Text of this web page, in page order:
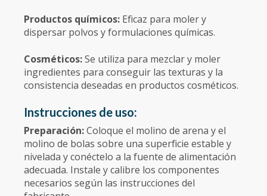
Productos químicos: Eficaz para moler y
dispersar polvos y formulaciones químicas.
Cosméticos:Se utiliza para mezclar y moler
ingredientes para conseguir las texturas y la
consistencia deseadas en productos cosméticos.
Instrucciones de uso:
Preparación:Coloque el molino de arena y el
molino de bolas sobre una superficie estable y
nivelada y conéctelo a la fuente de alimentación
adecuada. Instale y calibre los componentes
necesarios según las instrucciones del